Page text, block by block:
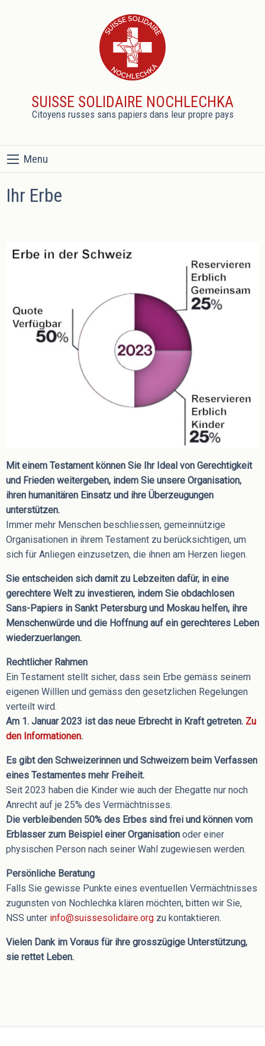
SUISSE SOLIDAIRE NOCHLECHKA
Citoyens russes sans papiers dans leur propre pays
Menu
Ihr Erbe
Mit einem Testament können Sie Ihr Ideal von Gerechtigkeit
und Frieden weitergeben, indem Sie unsere Organisation,
ihren humanitären Einsatz und ihre Überzeugungen
unterstützen.
Immer mehr Menschen beschliessen, gemeinnützige
Organisationen in ihrem Testament zu berücksichtigen, um
sich für Anliegen einzusetzen, die ihnen am Herzen liegen.
Sie entscheiden sich damit zu Lebzeiten dafür, in eine
gerechtere Welt zu investieren, indem Sie obdachlosen
Sans-Papiers in Sankt Petersburg und Moskau helfen, ihre
Menschenwürde und die Hoffnung auf ein gerechteres Leben
wiederzuerlangen.
Rechtlicher Rahmen
Ein Testament stellt sicher, dass sein Erbe gemäss seinem
eigenen Willlen und gemäss den gesetzlichen Regelungen
verteilt wird.
Am 1. Januar 2023 ist das neue Erbrecht in Kraft getreten. Zu
den Informationen.
Es gibt den Schweizerinnen und Schweizern beim Verfassen
eines Testamentes mehr Freiheit.
Seit 2023 haben die Kinder wie auch der Ehegatte nur noch
Anrecht auf je 25% des Vermächtnisses.
Die verbleibenden 50% des Erbes sind frei und können vom
Erblasser zum Beispiel einer Organisation oder einer
physischen Person nach seiner Wahl zugewiesen werden.
Persönliche Beratung
Falls Sie gewisse Punkte eines eventuellen Vermächtnisses
zugunsten von Nochlechka klären möchten, bitten wir Sie,
NSS unter info@suissesolidaire.org zu kontaktieren.
Vielen Dank im Voraus für ihre grosszügige Unterstützung,
sie rettet Leben.